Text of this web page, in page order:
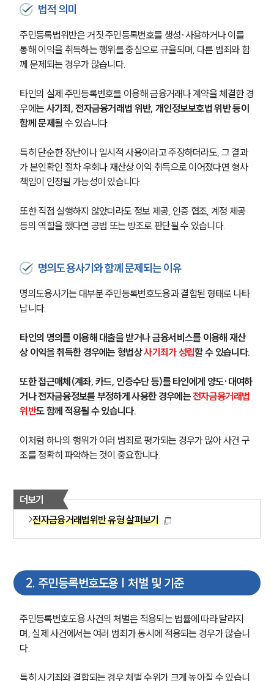
법적 의미
주민등록법위반은 거짓 주민등록번호를 생성·사용하거나 이를
통해 이익을 취득하는 행위를 중심으로 규율되며, 다른 범죄와 함
께 문제되는 경우가 많습니다.
타인의 실제 주민등록번호를 이용해 금융거래나 계약을 체결한 경
우에는 사기죄, 전자금융거래법 위반, 개인정보보호법 위반 등이
함께 문제될 수 있습니다.
특히 단순한 장난이나 일시적 사용이라고 주장하더라도, 그 결과
가 본인확인 절차 우회나 재산상 이익 취득으로 이어졌다면 형사
책임이 인정될 가능성이 있습니다.
또한 직접 실행하지 않았더라도 정보 제공, 인증 협조, 계정 제공
등의 역할을 했다면 공범 또는 방조로 판단될 수 있습니다.
명의도용사기와 함께 문제되는 이유
명의도용사기는 대부분 주민등록번호도용과 결합된 형태로 나타
납니다.
타인의 명의를 이용해 대출을 받거나 금융서비스를 이용해 재산
상 이익을 취득한 경우에는 형법상 사기죄가 성립할 수 있습니다.
또한 접근매체(계좌, 카드, 인증수단 등)를 타인에게 양도·대여하
거나 전자금융정보를 부정하게 사용한 경우에는 전자금융거래법
위반도 함께 적용될 수 있습니다.
이처럼 하나의 행위가 여러 범죄로 평가되는 경우가 많아 사건 구
조를 정확히 파악하는 것이 중요합니다.
더보기
전자금융거래법위반 유형 살펴보기
2. 주민등록번호도용 | 처벌 및 기준
주민등록번호도용 사건의 처벌은 적용되는 법률에 따라 달라지
며, 실제 사건에서는 여러 범죄가 동시에 적용되는 경우가 많습니
다.
특히 사기죄와 결합되는 경우 처벌 수위가 크게 높아질 수 있습니